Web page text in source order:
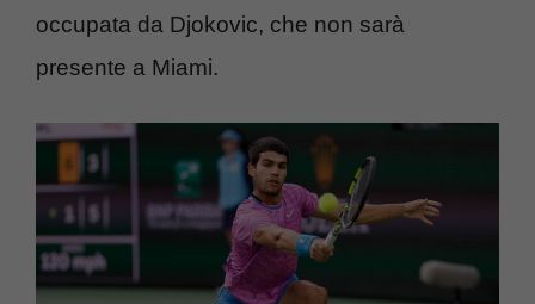
occupata da Djokovic, che non sarà
presente a Miami.